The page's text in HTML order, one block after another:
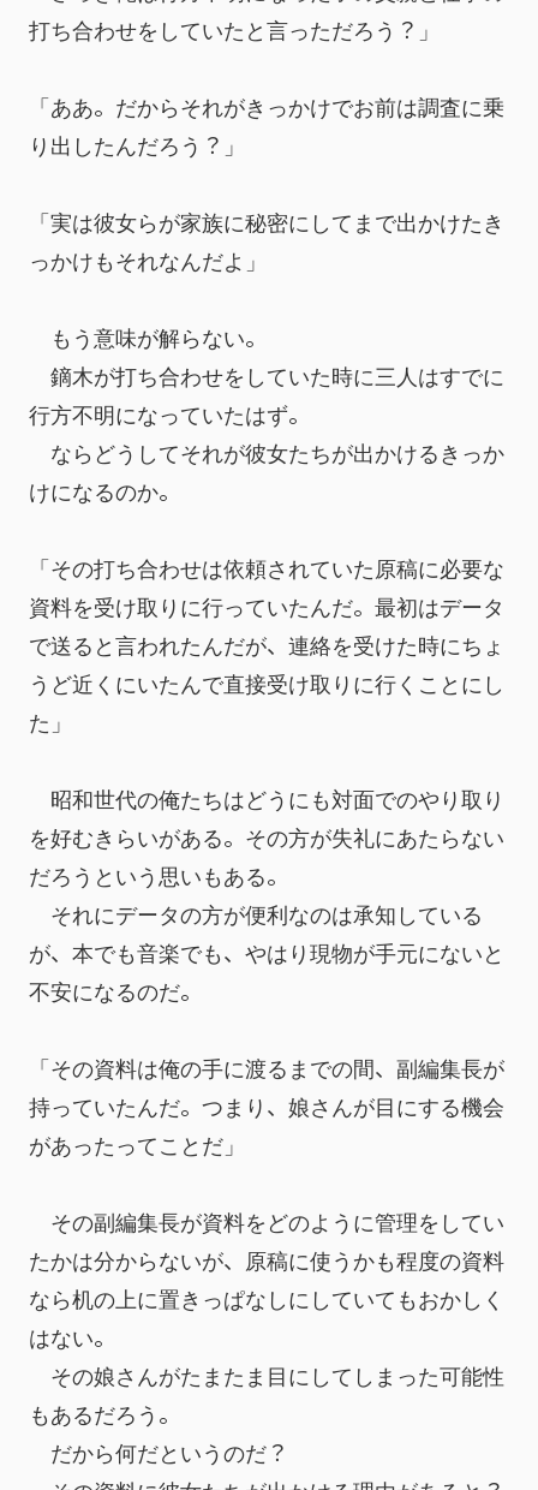
打ち合わせをしていたと言っただろう？」
「ああ。だからそれがきっかけでお前は調査に乗
り出したんだろう？」
「実は彼女らが家族に秘密にしてまで出かけたき
っかけもそれなんだよ」
もう意味が解らない。
鏑木が打ち合わせをしていた時に三人はすでに
行方不明になっていたはず。
ならどうしてそれが彼女たちが出かけるきっか
けになるのか。
「その打ち合わせは依頼されていた原稿に必要な
資料を受け取りに行っていたんだ。最初はデータ
で送ると言われたんだが、連絡を受けた時にちょ
うど近くにいたんで直接受け取りに行くことにし
た」
昭和世代の俺たちはどうにも対面でのやり取り
を好むきらいがある。その方が失礼にあたらない
だろうという思いもある。
それにデータの方が便利なのは承知している
が、本でも音楽でも、やはり現物が手元にないと
不安になるのだ。
「その資料は俺の手に渡るまでの間、副編集長が
持っていたんだ。つまり、娘さんが目にする機会
があったってことだ」
その副編集長が資料をどのように管理をしてい
たかは分からないが、原稿に使うかも程度の資料
なら机の上に置きっぱなしにしていてもおかしく
はない。
その娘さんがたまたま目にしてしまった可能性
もあるだろう。
だから何だというのだ？